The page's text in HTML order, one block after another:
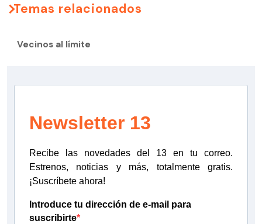
Temas relacionados
Vecinos al límite
Newsletter 13
Recibe las novedades del 13 en tu correo.
Estrenos, noticias y más, totalmente gratis.
¡Suscríbete ahora!
Introduce tu dirección de e-mail para
suscribirte